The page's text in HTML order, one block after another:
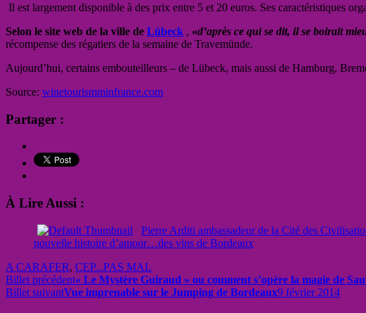
Il est largement disponible à des prix entre 5 et 20 euros. Ses caractéristiques
Selon le site web de la ville de Lübeck , «d’après ce qui se dit, il se boirait
récompense des régatiers de la semaine de Travemünde.
Aujourd’hui, certains embouteilleurs – de Lübeck, mais aussi de Hamburg,
Source: winetourismminfrance.com
Partager :
À Lire Aussi :
Pierre Arditi ambassadeur de la Cité des
nouvelle histoire d’amour…des vins de Bordeaux
A CARAFER, CEP...PAS MAL
Billet précédent« Le Mystère Guiraud » ou comment s’opère la magie de
Billet suivantVue imprenable sur le Jumping de Bordeaux9 février 2014